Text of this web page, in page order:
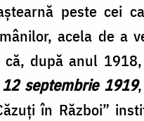
peste cei
acela de a
după anul
septembrie 1919
în Război”